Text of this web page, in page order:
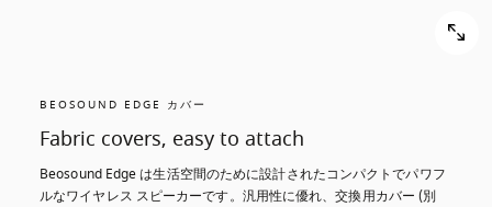
BEOSOUND EDGE カバー
Fabric covers, easy to attach
Beosound Edge は生活空間のために設計されたコンパクトでパワフ
ルなワイヤレス スピーカーです。汎用性に優れ、交換用カバー (別